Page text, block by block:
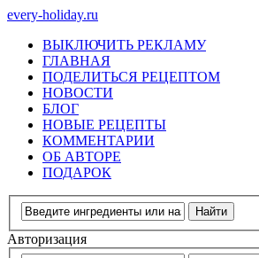
every-holiday.ru
ВЫКЛЮЧИТЬ РЕКЛАМУ
ГЛАВНАЯ
ПОДЕЛИТЬСЯ РЕЦЕПТОМ
НОВОСТИ
БЛОГ
НОВЫЕ РЕЦЕПТЫ
КОММЕНТАРИИ
ОБ АВТОРЕ
ПОДАРОК
Авторизация